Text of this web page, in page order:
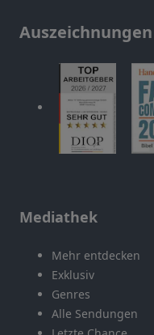
Auszeichnungen
Mediathek
Mehr entdecken
Exklusiv
Genres
Alle Sendungen